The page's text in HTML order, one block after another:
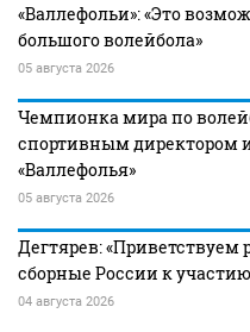
«Валлефольи»: «Это
большого волейбола»
05 августа 2026
Чемпионка мира по
спортивным директором
«Валлефолья»
05 августа 2026
Дегтярев: «Приветствуем
сборные России к
04 августа 2026